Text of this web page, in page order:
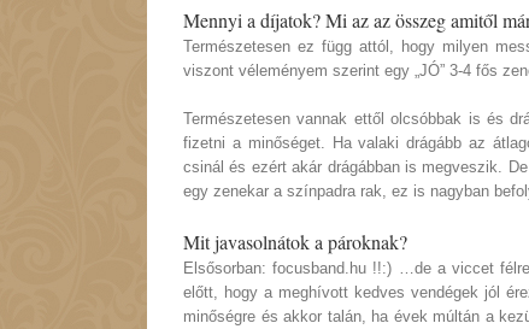
Mennyi a díjatok? Mi az az összeg amitől
Természetesen ez függ attól, hogy milyen
viszont véleményem szerint egy „JÓ” 3-4 fős
Természetesen vannak ettől olcsóbbak is és
fizetni a minőséget. Ha valaki drágább az
csinál és ezért akár drágábban is megveszik.
egy zenekar a színpadra rak, ez is nagyban
Mit javasolnátok a pároknak?
Elsősorban: focusband.hu !!:) …de a viccet
előtt, hogy a meghívott kedves vendégek jól
minőségre és akkor talán, ha évek múltán a